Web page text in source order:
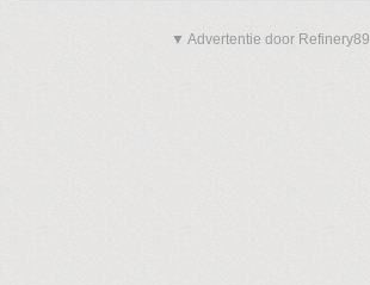
▼ Advertentie door Refinery89